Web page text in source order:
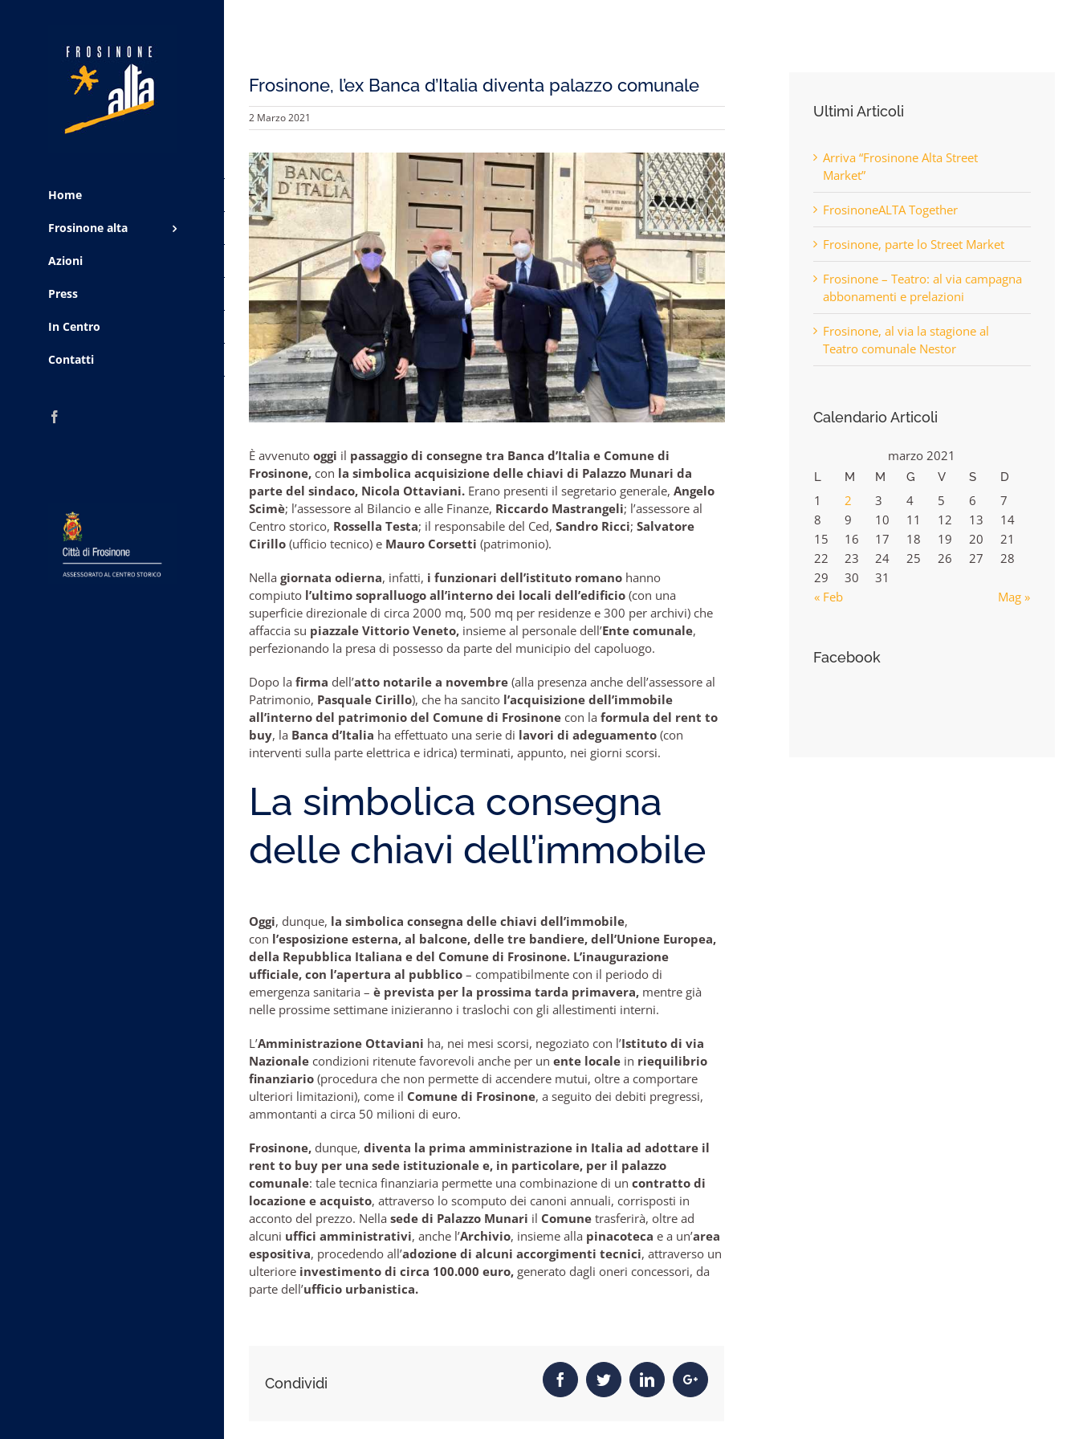
Home
Frosinone alta
Azioni
Press
In Centro
Contatti
Frosinone, l’ex Banca d’Italia diventa palazzo comunale
2 Marzo 2021
View
Larger
Image
È avvenuto oggi il passaggio di consegne tra Banca d’Italia e Comune di
Frosinone, con la simbolica acquisizione delle chiavi di Palazzo Munari da
parte del sindaco, Nicola Ottaviani. Erano presenti il segretario generale, Angelo
Scimè; l’assessore al Bilancio e alle Finanze, Riccardo Mastrangeli; l’assessore al
Centro storico, Rossella Testa; il responsabile del Ced, Sandro Ricci; Salvatore
Cirillo (ufficio tecnico) e Mauro Corsetti (patrimonio).
Nella giornata odierna, infatti, i funzionari dell’istituto romano hanno
compiuto l’ultimo sopralluogo all’interno dei locali dell’edificio (con una
superficie direzionale di circa 2000 mq, 500 mq per residenze e 300 per archivi) che
affaccia su piazzale Vittorio Veneto, insieme al personale dell’Ente comunale,
perfezionando la presa di possesso da parte del municipio del capoluogo.
Dopo la firma dell’atto notarile a novembre (alla presenza anche dell’assessore al
Patrimonio, Pasquale Cirillo), che ha sancito l’acquisizione dell’immobile
all’interno del patrimonio del Comune di Frosinone con la formula del rent to
buy, la Banca d’Italia ha effettuato una serie di lavori di adeguamento (con
interventi sulla parte elettrica e idrica) terminati, appunto, nei giorni scorsi.
La simbolica consegna
delle chiavi dell’immobile
Oggi, dunque, la simbolica consegna delle chiavi dell’immobile,
con l’esposizione esterna, al balcone, delle tre bandiere, dell’Unione Europea,
della Repubblica Italiana e del Comune di Frosinone. L’inaugurazione
ufficiale, con l’apertura al pubblico – compatibilmente con il periodo di
emergenza sanitaria – è prevista per la prossima tarda primavera, mentre già
nelle prossime settimane inizieranno i traslochi con gli allestimenti interni.
L’Amministrazione Ottaviani ha, nei mesi scorsi, negoziato con l’Istituto di via
Nazionale condizioni ritenute favorevoli anche per un ente locale in riequilibrio
finanziario (procedura che non permette di accendere mutui, oltre a comportare
ulteriori limitazioni), come il Comune di Frosinone, a seguito dei debiti pregressi,
ammontanti a circa 50 milioni di euro.
Frosinone, dunque, diventa la prima amministrazione in Italia ad adottare il
rent to buy per una sede istituzionale e, in particolare, per il palazzo
comunale: tale tecnica finanziaria permette una combinazione di un contratto di
locazione e acquisto, attraverso lo scomputo dei canoni annuali, corrisposti in
acconto del prezzo. Nella sede di Palazzo Munari il Comune trasferirà, oltre ad
alcuni uffici amministrativi, anche l’Archivio, insieme alla pinacoteca e a un’area
espositiva, procedendo all’adozione di alcuni accorgimenti tecnici, attraverso un
ulteriore investimento di circa 100.000 euro, generato dagli oneri concessori, da
parte dell’ufficio urbanistica.
Condividi FacebookTwitterLinkedinGoogle+
Ultimi Articoli
Arriva “Frosinone Alta Street
Market”
FrosinoneALTA Together
Frosinone, parte lo Street Market
Frosinone – Teatro: al via campagna
abbonamenti e prelazioni
Frosinone, al via la stagione al
Teatro comunale Nestor
Calendario Articoli
marzo 2021
L M M G V S D
« Feb Mag »
1 2 3 4 5 6
7
8
9 10 11 12 13
14
15
16 17 18 19 20
21
22
23 24 25 26 27
28
29
30 31
Facebook